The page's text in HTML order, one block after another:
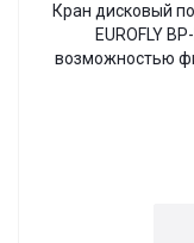
Кран дисковый
EUROFLY
возможностью